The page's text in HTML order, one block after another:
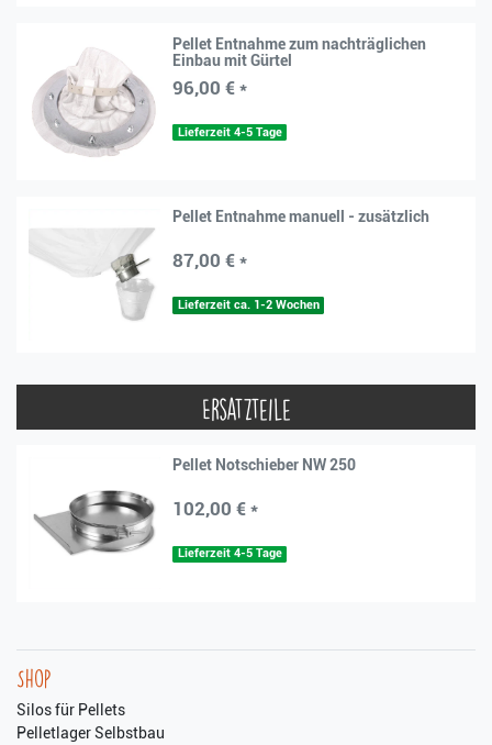
Pellet Entnahme zum nachträglichen
Einbau mit Gürtel
96,00 € *
Lieferzeit 4-5 Tage
Pellet Entnahme manuell - zusätzlich
87,00 € *
Lieferzeit ca. 1-2 Wochen
Ersatzteile
Pellet Notschieber NW 250
102,00 € *
Lieferzeit 4-5 Tage
Shop
Silos für Pellets
Pelletlager Selbstbau